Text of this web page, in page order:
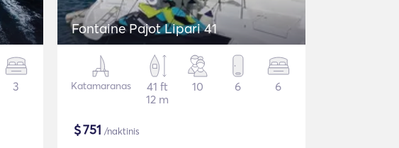
3
Fontaine Pajot Lipari 41
Katamaranas
41 ft
12 m
10 6 6
$751 /naktinis